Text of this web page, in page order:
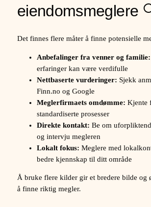
eiendomsmeglere
Det finnes flere måter å finne potensielle
Anbefalinger fra venner og familie:
erfaringer kan være verdifulle
Nettbaserte vurderinger: Sjekk
Finn.no og Google
Meglerfirmaets omdømme: Kjente
standardiserte prosesser
Direkte kontakt: Be om
og intervju megleren
Lokalt fokus: Meglere med
bedre kjennskap til ditt område
Å bruke flere kilder gir et bredere bilde og
å finne riktig megler.